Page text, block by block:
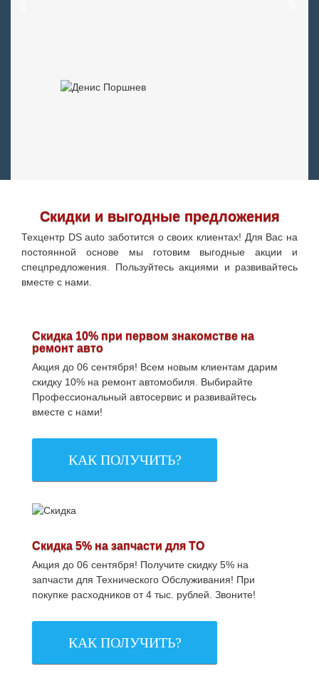
Скидки и выгодные предложения
Техцентр DS auto заботится о своих клиентах! Для Вас на
постоянной основе мы готовим выгодные акции и
спецпредложения. Пользуйтесь акциями и развивайтесь
вместе с нами.
Скидка 10% при первом знакомстве на
ремонт авто
Акция до 06 сентября! Всем новым клиентам дарим
скидку 10% на ремонт автомобиля. Выбирайте
Профессиональный автосервис и развивайтесь
вместе с нами!
КАК ПОЛУЧИТЬ?
Скидка 5% на запчасти для ТО
Акция до 06 сентября! Получите скидку 5% на
запчасти для Технического Обслуживания! При
покупке расходников от 4 тыс. рублей. Звоните!
КАК ПОЛУЧИТЬ?